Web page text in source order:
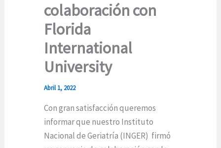
colaboración con
Florida
International
University
Abril 1, 2022
Con gran satisfacción queremos
informar que nuestro Instituto
Nacional de Geriatría (INGER) firmó